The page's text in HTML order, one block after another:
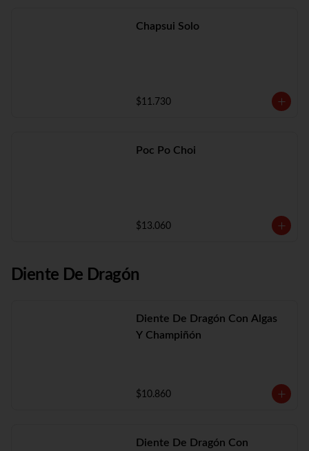
Chapsui Solo
$11.730
Poc Po Choi
$13.060
Diente De Dragón
Diente De Dragón Con Algas
Y Champiñón
$10.860
Diente De Dragón Con